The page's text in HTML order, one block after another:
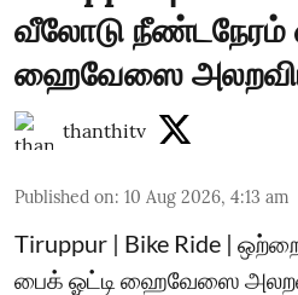
வீலோடு நீண்டநேரம்
ஹைவேஸை
thanthitv
Published on: 10 Aug 2026, 4:13 am
Tiruppur | Bike Ride |
பைக் ஓட்டி ஹைவேஸை